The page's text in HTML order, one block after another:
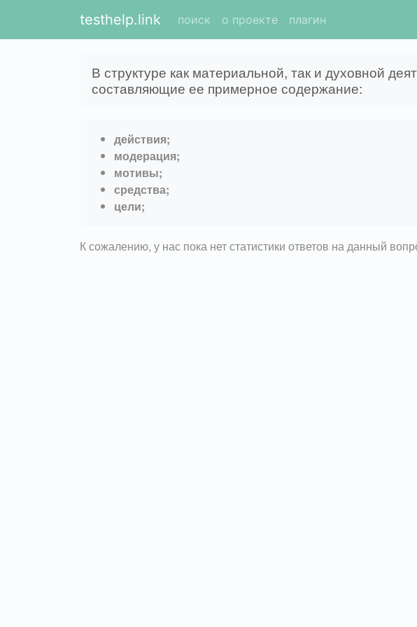
testhelp.link поиск о проекте плагин
В структуре как материальной, так и духовной
составляющие ее примерное содержание:
действия;
модерация;
мотивы;
средства;
цели;
К сожалению, у нас пока нет статистики ответов на данный